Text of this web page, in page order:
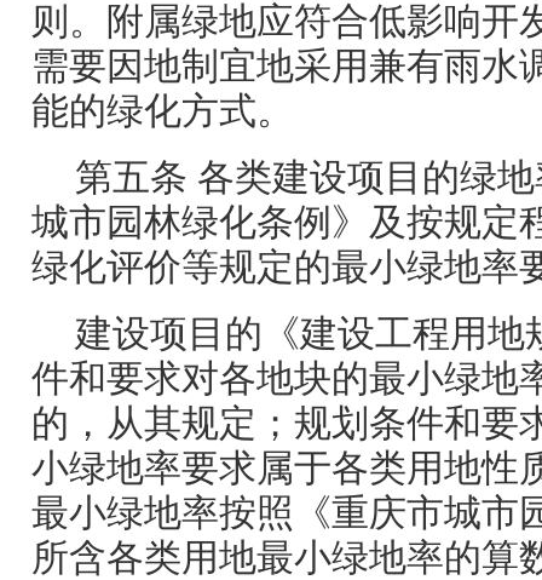
则。附属绿地应符合低影响开
需要因地制宜地采用兼有雨水
能的绿化方式。
第五条 各类建设项目的绿
城市园林绿化条例》及按规定
绿化评价等规定的最小绿地率
建设项目的《建设工程用地
件和要求对各地块的最小绿地
的，从其规定；规划条件和要
小绿地率要求属于各类用地性
最小绿地率按照《重庆市城市
所含各类用地最小绿地率的算